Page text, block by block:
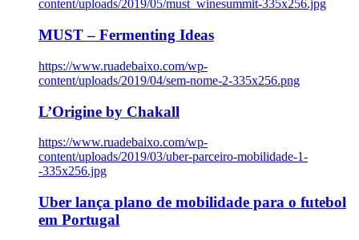
content/uploads/2019/05/must_winesummit-335x256.jpg
MUST – Fermenting Ideas
https://www.ruadebaixo.com/wp-
content/uploads/2019/04/sem-nome-2-335x256.png
L’Origine by Chakall
https://www.ruadebaixo.com/wp-
content/uploads/2019/03/uber-parceiro-mobilidade-1-
-335x256.jpg
Uber lança plano de mobilidade para o futebol
em Portugal